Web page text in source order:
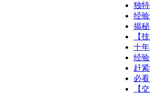
独
经
揭
【
十
经
赶
必
【